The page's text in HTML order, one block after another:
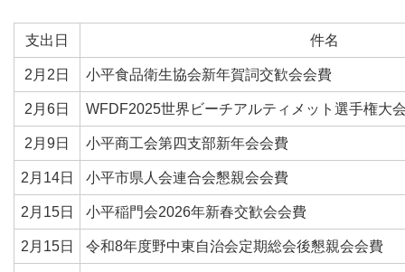
支出日 件名
2月2日 小平食品衛生協会新年賀詞交歓会会費
2月6日 WFDF2025世界ビーチアルティメット選手権大
2月9日 小平商工会第四支部新年会会費
2月14日 小平市県人会連合会懇親会会費
2月15日 小平稲門会2026年新春交歓会会費
2月15日 令和8年度野中東自治会定期総会後懇親会会費